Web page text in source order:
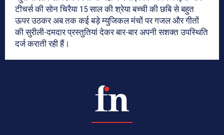
टीचर्स की सोन चिरैया 15 साल की श्रेया बच्ची की छबि से बहुत
ऊपर उठकर अब तक कई बड़े म्युजिकल मंचों पर गजल और गीतों
की सुरीली-दमदार प्रस्तुतियां देकर बार-बार अपनी सशक्त उपस्थिति
दर्ज कराती रही हैं।